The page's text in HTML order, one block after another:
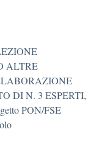
ALTRE
DI N. 3 ESPERTI,
PON/FSE